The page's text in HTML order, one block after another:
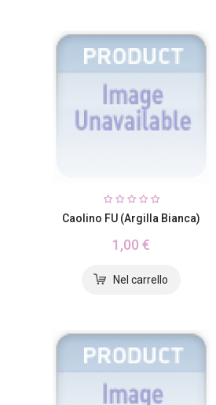
Caolino FU (argilla Bianca)
1,00 €